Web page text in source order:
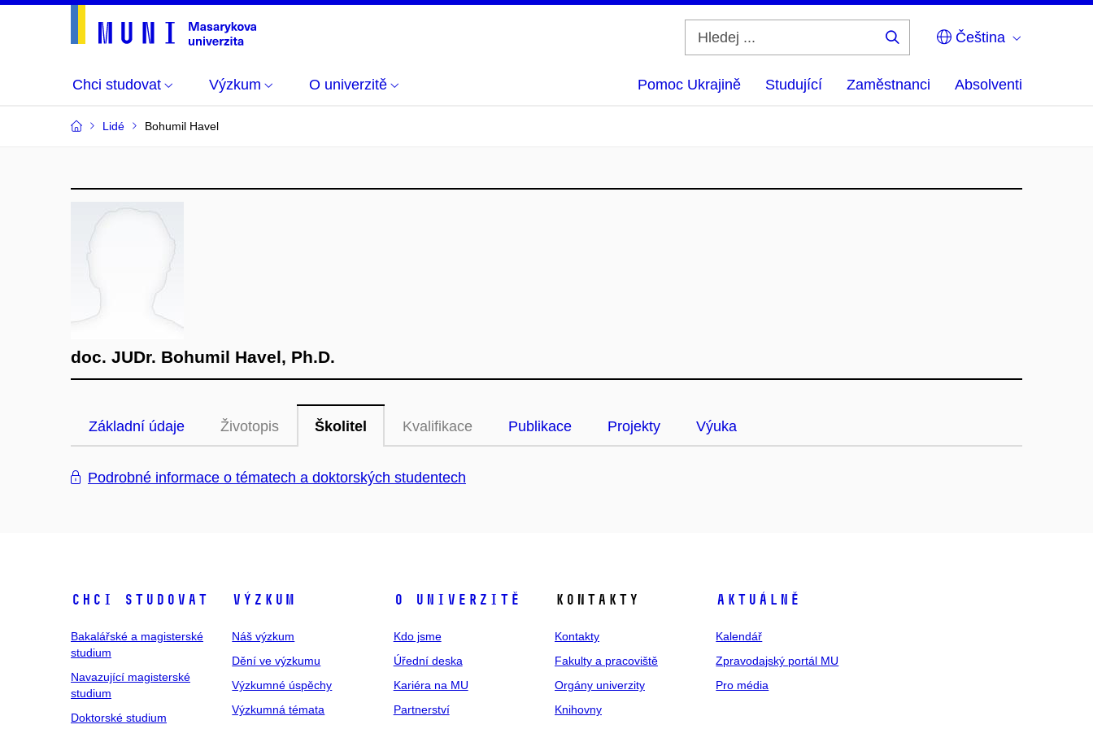
Čeština
Chci studovat Výzkum O univerzitě Pomoc Ukrajině Studující Zaměstnanci Absolventi
Lidé Bohumil Havel
doc. JUDr. Bohumil Havel, Ph.D.
Základní údaje Životopis Školitel Kvalifikace Publikace Projekty Výuka
Podrobné informace o tématech a doktorských studentech
Chci studovat
Bakalářské a magisterské
studium
Navazující magisterské
studium
Doktorské studium
Výzkum
Náš výzkum
Dění ve výzkumu
Výzkumné úspěchy
Výzkumná témata
O univerzitě
Kdo jsme
Úřední deska
Kariéra na MU
Partnerství
Kontakty
Kontakty
Fakulty a pracoviště
Orgány univerzity
Knihovny
Aktuálně
Kalendář
Zpravodajský portál MU
Pro média